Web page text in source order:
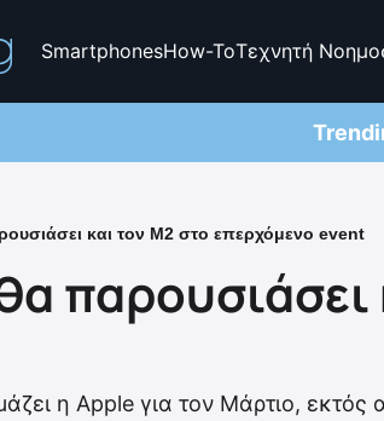
SmartphonesHow-ToΤεχνητή
και τον M2 στο επερχόμενο event
η Apple για τον Μάρτιο,